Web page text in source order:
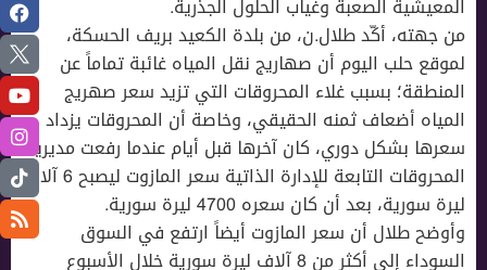
من جهته، أكّد طلال.ن، من بلدة الكعيد بريف الحسكة،
لموقع حلب اليوم أن صهاريج نقل المياه غائبة تماماً عن
المنطقة؛ بسبب غلاء المحروقات التي تزيد سعر صهريج
المياه أضعاف ثمنه الحقيقي، وخاصة أن المحروقات يزداد
سعرها بشكل دوري، كان آخرها قبل أيام عندما رفعت مديرية
المحروقات التابعة للإدارة الذاتية سعر المازوت ليصبح 6 آلاف
ليرة سورية، بعد أن كان سعره 4700 ليرة سورية.
وأوضح طلال أن سعر المازوت أيضاً ارتفع في السوق
السوداء إلى أكثر من 8 آلاف ليرة سورية خلال الأسبوع